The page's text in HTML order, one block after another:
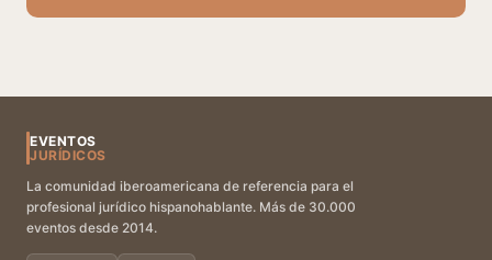
EVENTOS
JURÍDICOS
La comunidad iberoamericana de referencia para el
profesional jurídico hispanohablante. Más de 30.000
eventos desde 2014.